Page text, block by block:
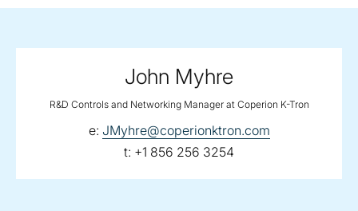
John Myhre
R&D Controls and Networking Manager at Coperion K-Tron
e: email:
JMyhre@coperionktron.com
t: telephone:
+1 856 256 3254